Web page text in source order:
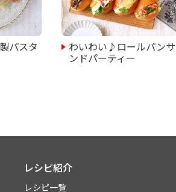
パスタ わいわい♪ロールパンサ
ンドパーティー
レシピ紹介
レシピ一覧